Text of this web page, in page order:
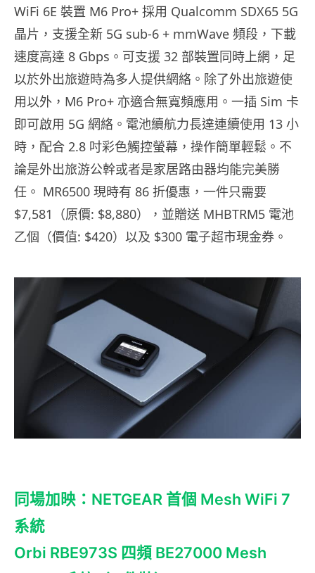
WiFi 6E 裝置 M6 Pro+ 採用 Qualcomm SDX65 5G
晶片，支援全新 5G sub-6 + mmWave 頻段，下載
速度高達 8 Gbps。可支援 32 部裝置同時上網，足
以於外出旅遊時為多人提供網絡。除了外出旅遊使
用以外，M6 Pro+ 亦適合無寬頻應用。一插 Sim 卡
即可啟用 5G 網絡。電池續航力長達連續使用 13 小
時，配合 2.8 吋彩色觸控螢幕，操作簡單輕鬆。不
論是外出旅游公幹或者是家居路由器均能完美勝
任。 MR6500 現時有 86 折優惠，一件只需要
$7,581（原價: $8,880），並贈送 MHBTRM5 電池
乙個（價值: $420）以及 $300 電子超市現金券。
同場加映：NETGEAR 首個 Mesh WiFi 7
系統
Orbi RBE973S 四頻 BE27000 Mesh